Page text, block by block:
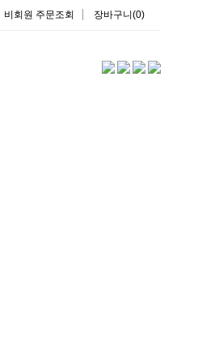
비회원 주문조회 장바구니(0)